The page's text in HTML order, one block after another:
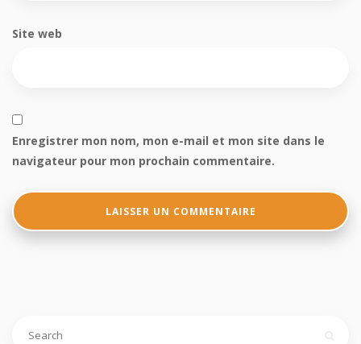
Site web
Enregistrer mon nom, mon e-mail et mon site dans le
navigateur pour mon prochain commentaire.